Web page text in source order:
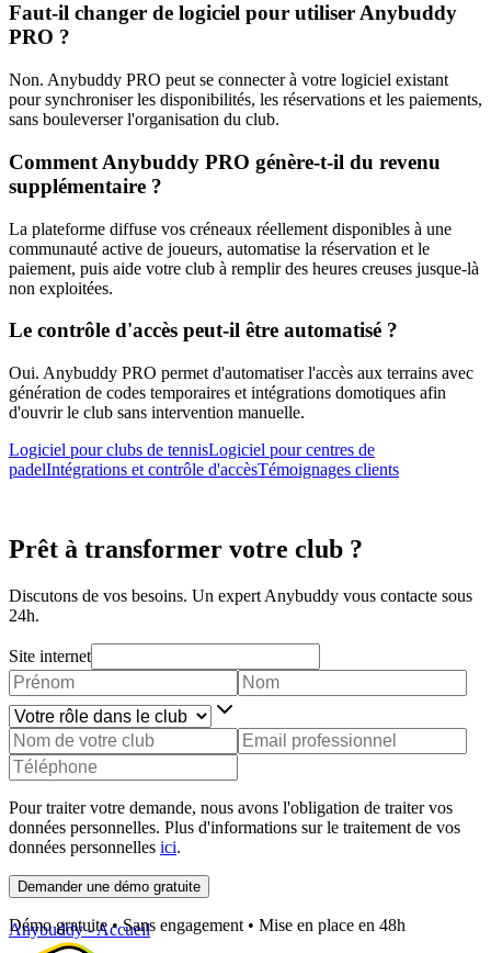
Faut-il changer de logiciel pour utiliser Anybuddy
PRO ?
Non. Anybuddy PRO peut se connecter à votre logiciel existant
pour synchroniser les disponibilités, les réservations et les paiements,
sans bouleverser l'organisation du club.
Comment Anybuddy PRO génère-t-il du revenu
supplémentaire ?
La plateforme diffuse vos créneaux réellement disponibles à une
communauté active de joueurs, automatise la réservation et le
paiement, puis aide votre club à remplir des heures creuses jusque-là
non exploitées.
Le contrôle d'accès peut-il être automatisé ?
Oui. Anybuddy PRO permet d'automatiser l'accès aux terrains avec
génération de codes temporaires et intégrations domotiques afin
d'ouvrir le club sans intervention manuelle.
Logiciel pour clubs de tennisLogiciel pour centres de
padelIntégrations et contrôle d'accèsTémoignages clients
Prêt à transformer votre club ?
Discutons de vos besoins. Un expert Anybuddy vous contacte sous
24h.
Site internet
Pour traiter votre demande, nous avons l'obligation de traiter vos
données personnelles. Plus d'informations sur le traitement de vos
données personnelles ici.
Demander une démo gratuite
Démo gratuite • Sans engagement • Mise en place en 48h
Anybuddy - Accueil